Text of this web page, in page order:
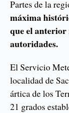
Partes de la
máxima
que el anterior
autoridades.
El Servicio
localidad de
ártica de los
21 grados